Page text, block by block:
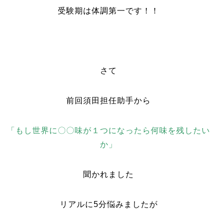
受験期は体調第一です！！
さて
前回須田担任助手から
「もし世界に〇〇味が１つになったら何味を残したい
か」
聞かれました
リアルに5分悩みましたが